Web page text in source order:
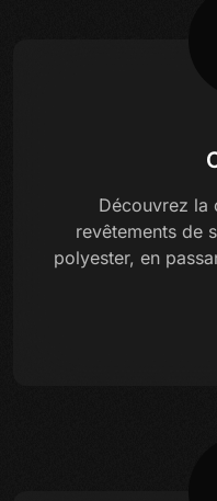
Découvrez la
revêtements de
polyester, en